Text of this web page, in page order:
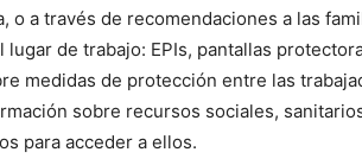
o a través de recomendaciones a las
lugar de trabajo: EPIs, pantallas
medidas de protección entre las
sobre recursos sociales,
para acceder a ellos.